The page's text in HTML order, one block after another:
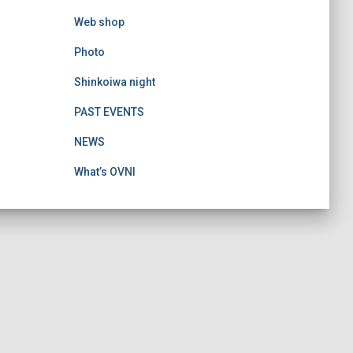
Web shop
Photo
Shinkoiwa night
PAST EVENTS
NEWS
What’s OVNI